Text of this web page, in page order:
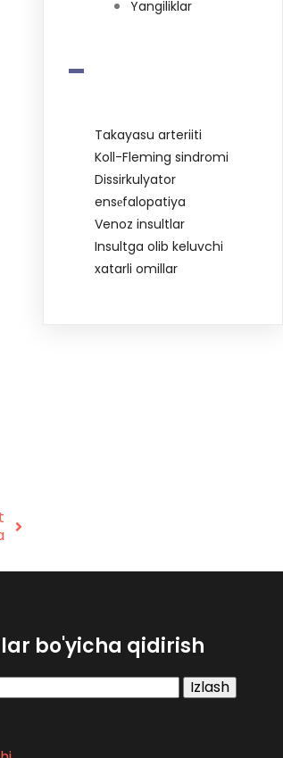
Yangiliklar
-
Takayasu arteriiti
Koll-Fleming sindromi
Dissirkulyator
ensеfalopatiya
Venoz insultlar
Insultga olib keluvchi
xatarli omillar
bo'yicha qidirish